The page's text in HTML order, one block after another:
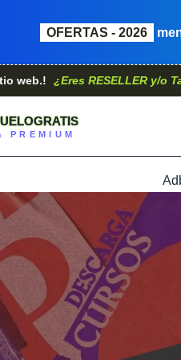
OFERTAS - 2026
¿Eres RESELLER y/o También
PREMIUM